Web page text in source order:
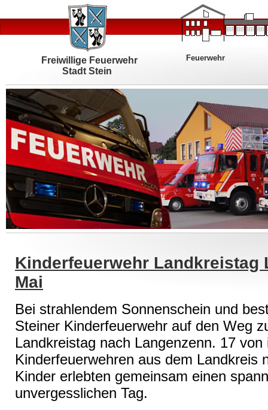
Freiwillige Feuerwehr
Stadt Stein
Feuerwehr
Kinderfeuerwehr Landkreistag
Mai
Bei strahlendem Sonnenschein und
Steiner Kinderfeuerwehr auf den Weg
Landkreistag nach Langenzenn. 17
Kinderfeuerwehren aus dem Landkreis
Kinder erlebten gemeinsam einen
unvergesslichen Tag.